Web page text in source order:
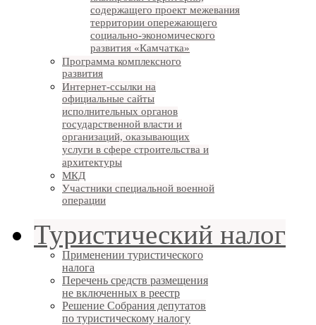
содержащего проект межевания
территории опережающего
социально-экономического
развития «Камчатка»
Программа комплексного
развития
Интернет-ссылки на
официальные сайты
исполнительных органов
государственной власти и
организаций, оказывающих
услуги в сфере строительства и
архитектуры
МКД
Участники специальной военной
операции
Туристический налог
Применении туристического
налога
Перечень средств размещения
не включенных в реестр
Решение Собрания депутатов
по туристическому налогу